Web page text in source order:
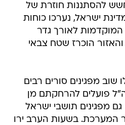
ומחשש להסתננות חוזרת של
ישראל, נערכו כוחות
לאורך גדר
הוכרז שטח צבאי
שוב מפגינים סורים רבים
פועלים להרחקתם מן
מפגינים תושבי ישראל
המערכת. בשעות הערב ירו